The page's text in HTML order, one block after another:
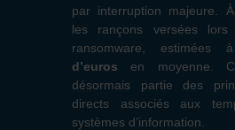
par interruption majeure.
les rançons versées lors
ransomware, estimées
d’euros en moyenne.
désormais partie des
directs associés aux
systèmes d’information.